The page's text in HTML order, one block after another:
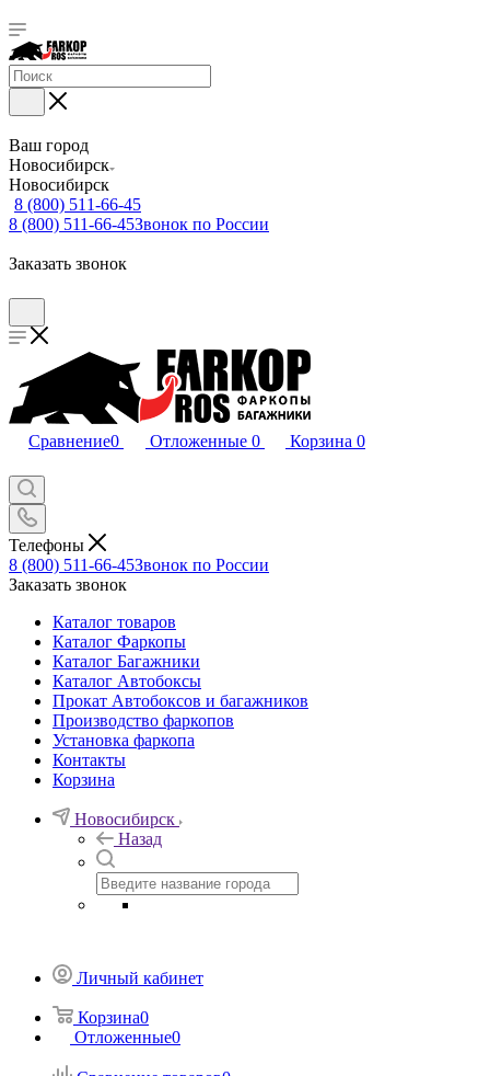
Ваш город
Новосибирск
Новосибирск
8 (800) 511-66-45
8 (800) 511-66-45Звонок по России
Заказать звонок
Сравнение0 Отложенные 0 Корзина 0
Телефоны
8 (800) 511-66-45Звонок по России
Заказать звонок
Каталог товаров
Каталог Фаркопы
Каталог Багажники
Каталог Автобоксы
Прокат Автобоксов и багажников
Производство фаркопов
Установка фаркопа
Контакты
Корзина
Новосибирск
Назад
Личный кабинет
Корзина0
Отложенные0